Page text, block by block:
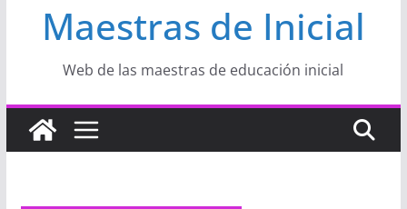
Semana de la Educación Inicial 2026”
Proyecto
“Celebramos con Alegría la Semana
Proyecto de Aprendizaje
Un regalo para
Maestras de Inicial
Web de las maestras de educación inicial